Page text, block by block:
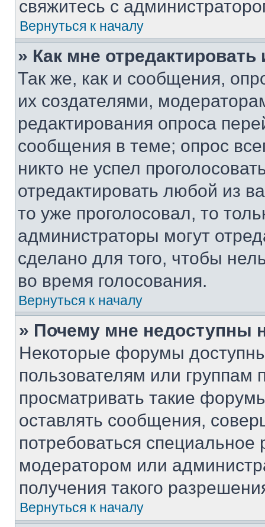
свяжитесь с
Вернуться к началу
» Как мне
Так же, как и сообщения,
их создателями,
редактирования опроса
сообщения в теме; опрос
никто не успел
отредактировать любой из
то уже проголосовал, то
администраторы могут
сделано для того, чтобы
во время голосования.
Вернуться к началу
» Почему мне недоступны
Некоторые форумы
пользователям или группам
просматривать такие
оставлять сообщения,
потребоваться
модератором или
получения такого
Вернуться к началу